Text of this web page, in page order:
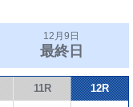
12月9日
最終日
11R 12R